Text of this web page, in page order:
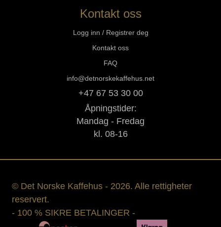
Kontakt oss
Logg inn / Registrer deg
Kontakt oss
FAQ
info@detnorskekaffehus.net
+47 67 53 30 00
Åpningstider:
Mandag - Fredag
kl. 08-16
© Det Norske Kaffehus - 2026. Alle rettigheter
reservert.
- 100 % SIKRE BETALINGER -